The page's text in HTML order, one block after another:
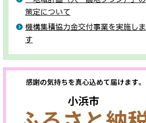
策定について
機構集積協力金交付事業を実施しま
す